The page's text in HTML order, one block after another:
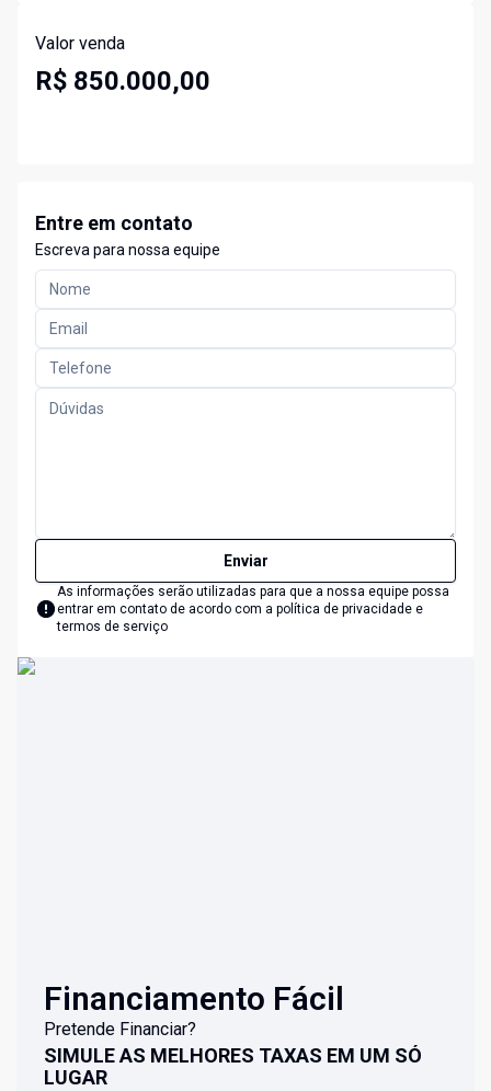
Valor venda
R$ 850.000,00
Entre em contato
Escreva para nossa equipe
Enviar
As informações serão utilizadas para que a nossa equipe possa
entrar em contato de acordo com a política de privacidade e
termos de serviço
Financiamento Fácil
Pretende Financiar?
SIMULE AS MELHORES TAXAS EM UM SÓ
LUGAR